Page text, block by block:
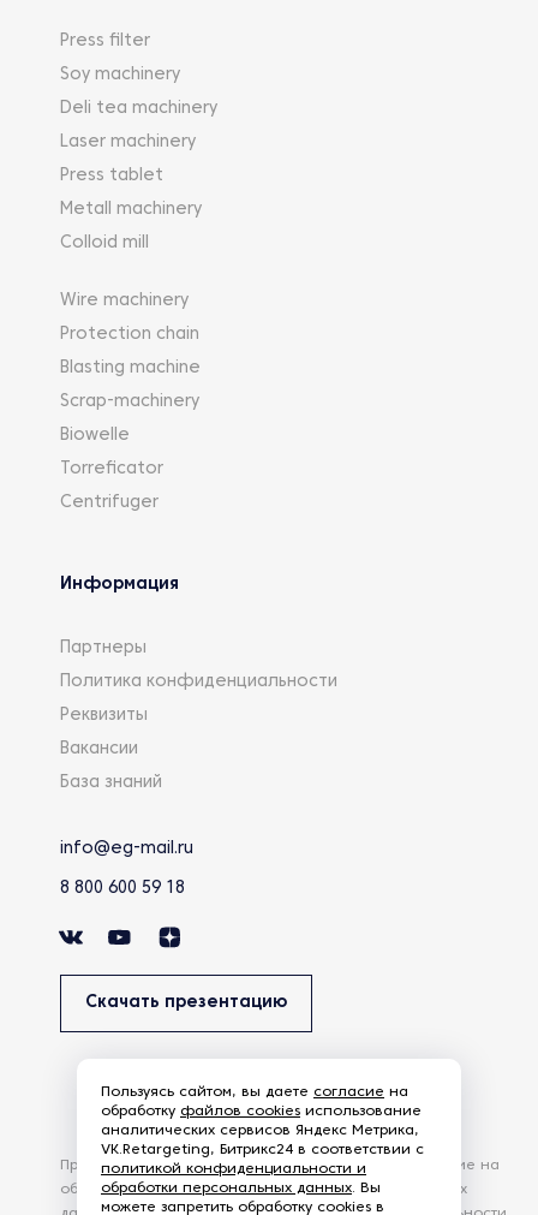
Press filter
Soy machinery
Deli tea machinery
Laser machinery
Press tablet
Metall machinery
Colloid mill
Wire machinery
Protection chain
Blasting machine
Scrap-machinery
Biowelle
Torreficator
Centrifuger
Информация
Партнеры
Политика конфиденциальности
Реквизиты
Вакансии
База знаний
info@eg-mail.ru
8 800 600 59 18
Скачать презентацию
Продолжая использовать наш сайт, вы даете согласие на
обработку файлов Cookies и других пользовательских
Пользуясь сайтом, вы даете согласие на
обработку файлов cookies использование
аналитических сервисов Яндекс Метрика,
VK.Retargeting, Битрикс24 в соответствии с
политикой конфиденциальности и
обработки персональных данных. Вы
можете запретить обработку cookies в